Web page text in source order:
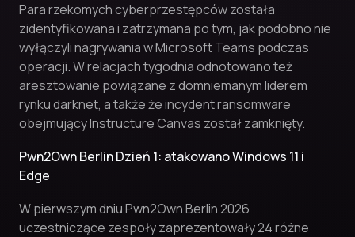
Para rzekomych cyberprzestępców została
zidentyfikowana i zatrzymana po tym, jak podobno nie
wyłączyli nagrywania w Microsoft Teams podczas
operacji. W relacjach tygodnia odnotowano też
aresztowanie powiązane z domniemanym liderem
rynku darknet, a także że incydent ransomware
obejmujący Instructure Canvas został zamknięty.
Pwn2Own Berlin Dzień 1: atakowano Windows 11 i
Edge
W pierwszym dniu Pwn2Own Berlin 2026
uczestniczące zespoły zaprezentowały 24 różne